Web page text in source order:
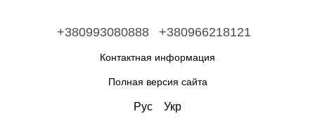
+380993080888 +380966218121
Контактная информация
Полная версия сайта
Рус Укр